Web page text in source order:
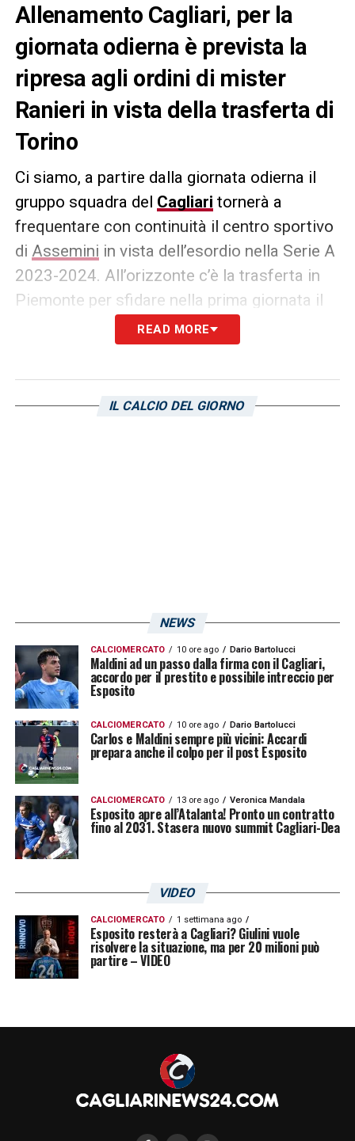
Allenamento Cagliari, per la
giornata odierna è prevista la
ripresa agli ordini di mister
Ranieri in vista della trasferta di
Torino
Ci siamo, a partire dalla giornata odierna il
gruppo squadra del Cagliari tornerà a
frequentare con continuità il centro sportivo
di Assemini in vista dell’esordio nella Serie A
2023-2024. All’orizzonte c’è la trasferta in
Piemonte per sfidare nella prima giornata il
di Ivan Juric, il tutto presso lo stadio
Olimpico. Oggi la squadra allenata da mister
per iniziare il percorso di
READ MORE
IL CALCIO DEL GIORNO
NEWS
CALCIOMERCATO 10 ore ago Dario Bartolucci
Maldini ad un passo dalla firma con il Cagliari,
accordo per il prestito e possibile intreccio per
Esposito
CALCIOMERCATO 10 ore ago Dario Bartolucci
Carlos e Maldini sempre più vicini: Accardi
prepara anche il colpo per il post Esposito
CALCIOMERCATO 13 ore ago Veronica Mandala
Esposito apre all’Atalanta! Pronto un contratto
fino al 2031. Stasera nuovo summit Cagliari-Dea
VIDEO
CALCIOMERCATO 1 settimana ago
Esposito resterà a Cagliari? Giulini vuole
risolvere la situazione, ma per 20 milioni può
partire – VIDEO